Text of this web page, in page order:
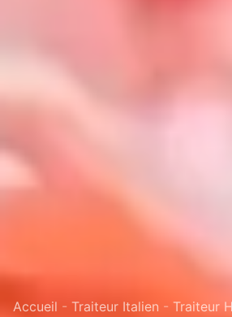
Accueil - Traiteur Italien - Traiteur